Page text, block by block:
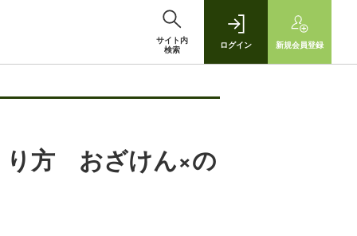
サイト内
検索
ログイン 新規会員登録
り方 おざけん×の